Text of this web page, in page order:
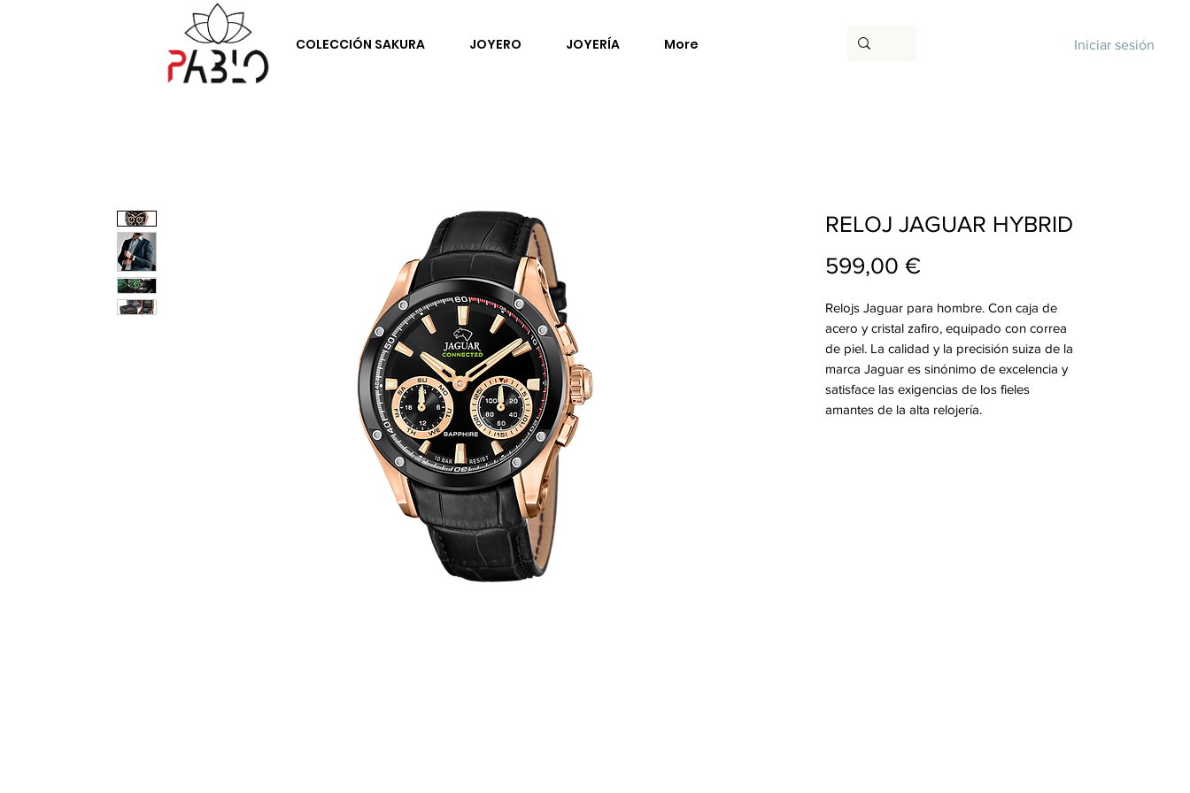
COLECCIÓN SAKURA JOYERO JOYERÍA More Iniciar sesión
RELOJ JAGUAR HYBRID
599,00 €Precio
Relojs Jaguar para hombre. Con caja de
acero y cristal zafiro, equipado con correa
de piel. La calidad y la precisión suiza de la
marca Jaguar es sinónimo de excelencia y
satisface las exigencias de los fieles
amantes de la alta relojería.